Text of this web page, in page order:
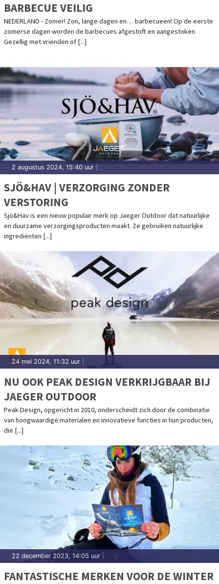
BARBECUE VEILIG
NEDERLAND - Zomer! Zon, lange dagen en… barbecueën! Op de eerste
zomerse dagen worden de barbecues afgestoft en aangestoken.
Gezellig met vrienden of [...]
2 augustus 2024, 15:40 uur
SJÖ&HAV | VERZORGING ZONDER
VERSTORING
Sjö&Hav is een nieuw populair merk op Jaeger Outdoor dat natuurlijke
en duurzame verzorgingsproducten maakt. Ze gebruiken natuurlijke
ingrediënten [...]
24 mei 2024, 11:32 uur
NU OOK PEAK DESIGN VERKRIJGBAAR BIJ
JAEGER OUTDOOR
Peak Design, opgericht in 2010, onderscheidt zich door de combinatie
van hoogwaardige materialen en innovatieve functies in hun producten,
die [...]
22 december 2023, 14:05 uur
FANTASTISCHE MERKEN VOOR DE WINTER